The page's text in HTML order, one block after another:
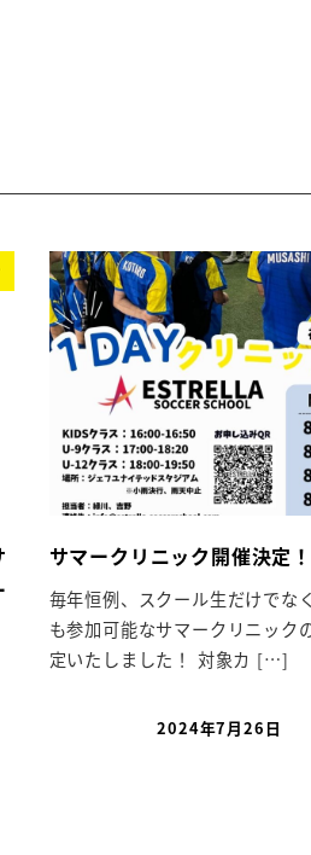
サマークリニック開催決定
毎年恒例、スクール生だけでな
も参加可能なサマークリニック
定いたしました！ 対象カ […]
2024年7月26日